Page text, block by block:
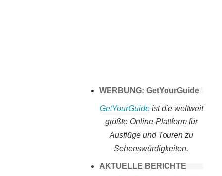
WERBUNG: GetYourGuide
GetYourGuideist die weltweit
größte Online-Plattform für
Ausflüge und Touren zu
Sehenswürdigkeiten.
AKTUELLE BERICHTE